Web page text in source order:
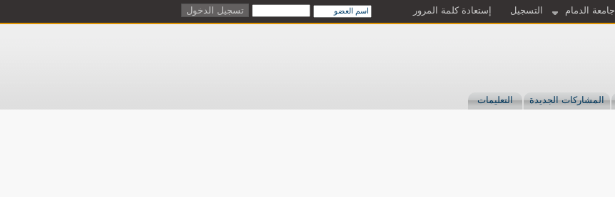
جامعة الدمام التسجيل إستعادة كلمة المرور
المشاركات الجديدة التعليمات